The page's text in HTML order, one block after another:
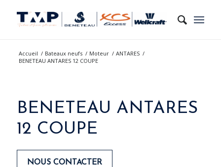
Accueil / Bateaux neufs / Moteur / ANTARES /
BENETEAU ANTARES 12 COUPE
BENETEAU ANTARES
12 COUPE
NOUS CONTACTER